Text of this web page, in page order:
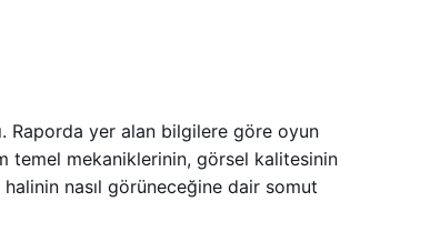
Raporda yer alan bilgilere göre oyun
temel mekaniklerinin, görsel kalitesinin
nasıl görüneceğine dair somut